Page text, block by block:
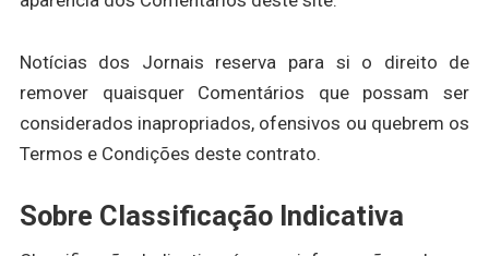
Notícias dos Jornais reserva para si o direito de
remover quaisquer Comentários que possam ser
considerados inapropriados, ofensivos ou quebrem os
Termos e Condições deste contrato.
Sobre Classificação Indicativa